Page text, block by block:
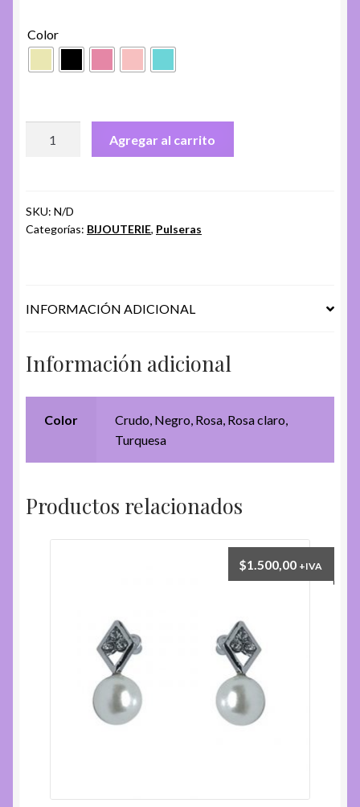
Color
cantidad
Agregar al carrito
SKU: N/D
Categorías: BIJOUTERIE, Pulseras
INFORMACIÓN ADICIONAL
Información adicional
Color
Crudo, Negro, Rosa, Rosa claro,
Turquesa
Productos relacionados
$1.500,00 +IVA